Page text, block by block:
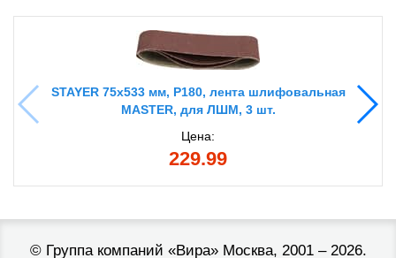
STAYER 75х533 мм, P180, лента шлифовальная
MASTER, для ЛШМ, 3 шт.
Цена:
229.99
© Группа компаний «Вира»Москва, 2001 – 2026.